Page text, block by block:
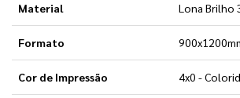
Material Lona Brilho
Formato
Cor de Impressão 4x0 -